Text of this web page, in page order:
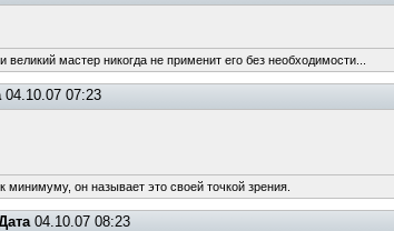
мастер никогда не применит его без необходимости...
04.10.07 07:23
минимуму, он называет это своей точкой зрения.
04.10.07 08:23